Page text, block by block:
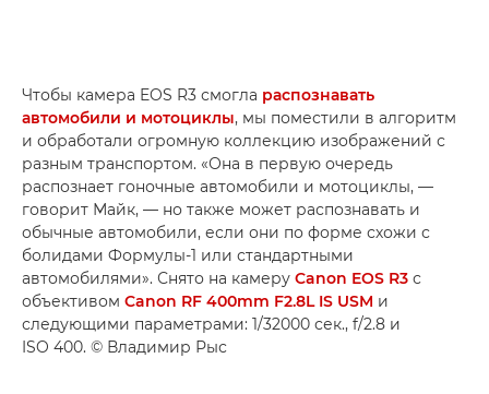
Чтобы камера EOS R3 смогла распознавать
автомобили и мотоциклы, мы поместили в алгоритм
и обработали огромную коллекцию изображений с
разным транспортом. «Она в первую очередь
распознает гоночные автомобили и мотоциклы, —
говорит Майк, — но также может распознавать и
обычные автомобили, если они по форме схожи с
болидами Формулы-1 или стандартными
автомобилями». Снято на камеру Canon EOS R3 с
объективом Canon RF 400mm F2.8L IS USM и
следующими параметрами: 1/32000 сек., f/2.8 и
ISO 400. © Владимир Рыс